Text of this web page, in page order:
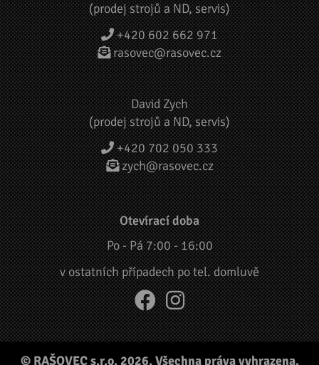
(prodej strojů a ND, servis)
+420 602 662 971
rasovec@rasovec.cz
David Zych
(prodej strojů a ND, servis)
+420 702 050 333
zych@rasovec.cz
Otevírací doba
Po - Pá 7:00 - 16:00
v ostatních případech po tel. domluvě
© RAŠOVEC s.r.o. 2026. Všechna práva vyhrazena.